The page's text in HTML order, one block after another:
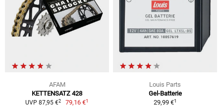
AFAM
KETTENSATZ 428
UVP 87,95 €2 79,16 €1
Louis Parts
Gel-Batterie
29,99 €1